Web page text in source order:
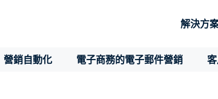
解決方
營銷自動化 電子商務的電子郵件營銷